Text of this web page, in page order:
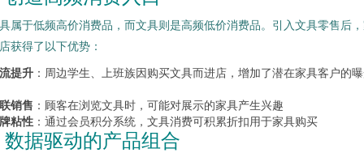
属于低频高价消费品，而文具则是高频低价消费品。引入文具零售后
获得了以下优势：
提升 ：周边学生、上班族因购买文具而进店，增加了潜在家具客户的
销售 ：顾客在浏览文具时，可能对展示的家具产生兴趣
粘性 ：通过会员积分系统，文具消费可积累折扣用于家具购买
数据驱动的产品组合